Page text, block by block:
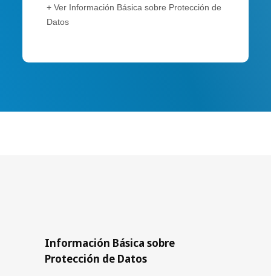
+ Ver Información Básica sobre Protección de
Datos
Información Básica sobre
Protección de Datos